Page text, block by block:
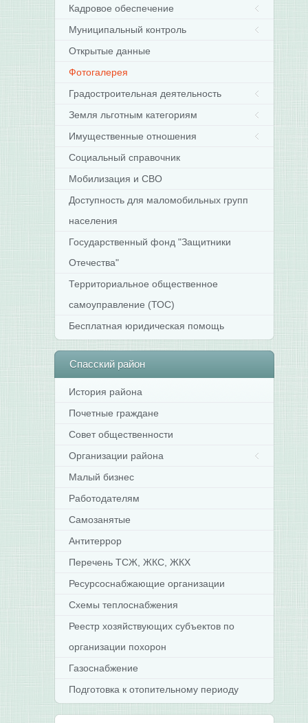
Кадровое обеспечение
Муниципальный контроль
Открытые данные
Фотогалерея
Градостроительная деятельность
Земля льготным категориям
Имущественные отношения
Социальный справочник
Мобилизация и СВО
Доступность для маломобильных групп
населения
Государственный фонд "Защитники
Отечества"
Территориальное общественное
самоуправление (ТОС)
Бесплатная юридическая помощь
Спасскийрайон
История района
Почетные граждане
Совет общественности
Организации района
Малый бизнес
Работодателям
Самозанятые
Антитеррор
Перечень ТСЖ, ЖКС, ЖКХ
Ресурсоснабжающие организации
Схемы теплоснабжения
Реестр хозяйствующих субъектов по
организации похорон
Газоснабжение
Подготовка к отопительному периоду